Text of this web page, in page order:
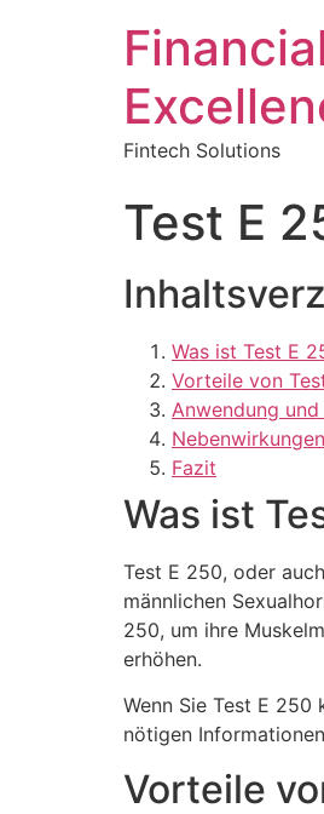
Financial
Fintech Solutions
Test E
Was ist Test E
Vorteile von
Anwendung
Nebenwirkungen
Fazit
Was ist
Test E 250, oder
männlichen
250, um ihre
erhöhen.
Wenn Sie Test E
nötigen
Vorteile